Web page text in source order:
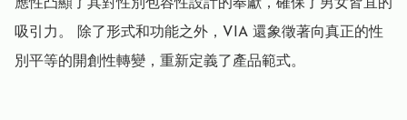
應性凸顯了其對性別包容性設計的奉獻，確保了男女皆宜的
吸引力。 除了形式和功能之外，VIA 還象徵著向真正的性
別平等的開創性轉變，重新定義了產品範式。